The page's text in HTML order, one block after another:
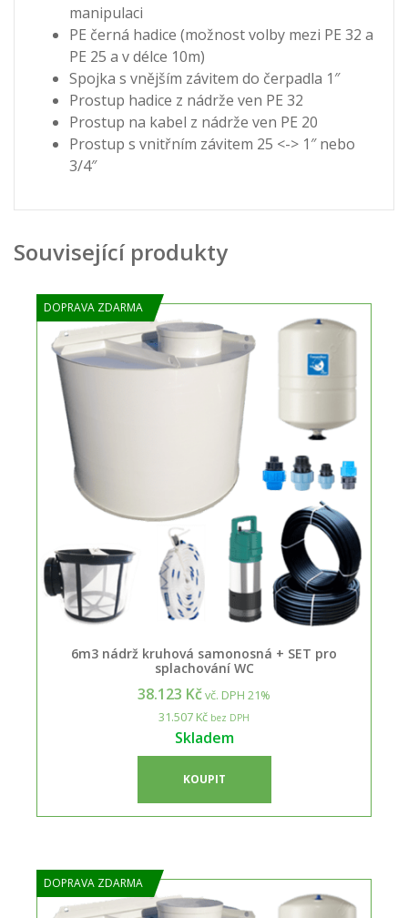
manipulaci
PE černá hadice (možnost volby mezi PE 32 a
PE 25 a v délce 10m)
Spojka s vnějším závitem do čerpadla 1″
Prostup hadice z nádrže ven PE 32
Prostup na kabel z nádrže ven PE 20
Prostup s vnitřním závitem 25 <-> 1″ nebo
3/4″
Související produkty
DOPRAVA ZDARMA
6m3 nádrž kruhová samonosná + SET pro
splachování WC
38.123 Kčvč. DPH 21%
31.507 Kč bez DPH
Skladem
KOUPIT
DOPRAVA ZDARMA